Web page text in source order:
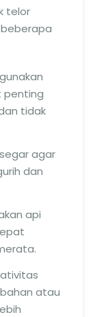
telor
penting
tidak
agar
dan
api
atau